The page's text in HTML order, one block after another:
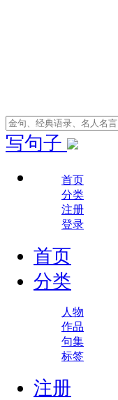
写句子
首页
分类
注册
登录
首页
分类
人物
作品
句集
标签
注册